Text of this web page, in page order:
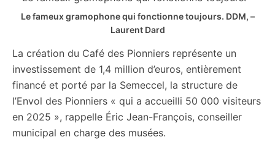
Le fameux gramophone qui fonctionne toujours. DDM, –
Laurent Dard
La création du Café des Pionniers représente un
investissement de 1,4 million d’euros, entièrement
financé et porté par la Semeccel, la structure de
l’Envol des Pionniers « qui a accueilli 50 000 visiteurs
en 2025 », rappelle Éric Jean-François, conseiller
municipal en charge des musées.